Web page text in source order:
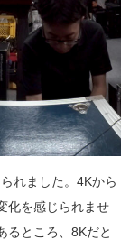
れました。4Kから
化を感じられませ
るところ、8Kだと